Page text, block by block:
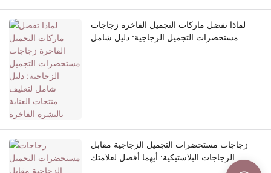
لماذا تفضل ماركات التجميل الفاخرة زجاجات
مستحضرات التجميل الزجاجية: دليل شامل
زجاجات مستحضرات التجميل الزجاجية مقابل
الزجاجات البلاستيكية: أيهما أفضل لعلامتك